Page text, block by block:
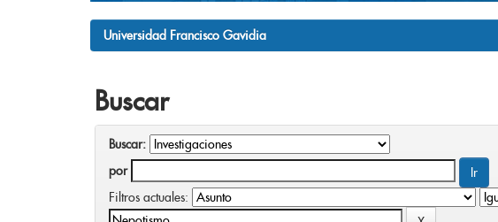
Universidad Francisco Gavidia
Buscar
Buscar:
por
Filtros actuales: